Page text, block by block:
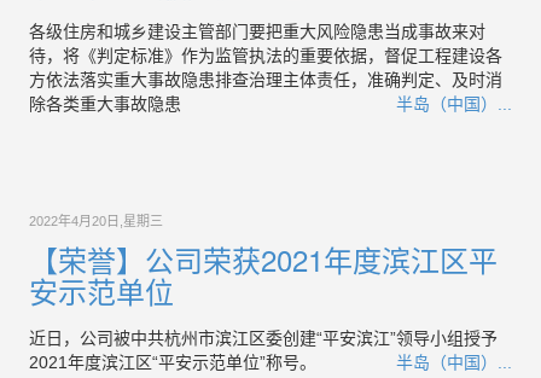
各级住房和城乡建设主管部门要把重大风险隐患当成事故来对
待，将《判定标准》作为监管执法的重要依据，督促工程建设各
方依法落实重大事故隐患排查治理主体责任，准确判定、及时消
除各类重大事故隐患
半岛（中国）...
2022年4月20日,星期三
【荣誉】公司荣获2021年度滨江区平
安示范单位
近日，公司被中共杭州市滨江区委创建“平安滨江”领导小组授予
2021年度滨江区“平安示范单位”称号。
半岛（中国）...